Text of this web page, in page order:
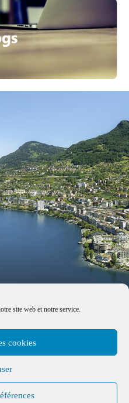
site web et notre service.
cookies